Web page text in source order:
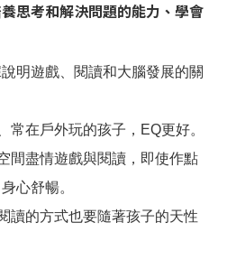
思考和解決問題的能力、學會
明遊戲、閱讀和大腦發展的關
常在戶外玩的孩子，EQ更好。
間盡情遊戲與閱讀，即使作點
心舒暢。
讀的方式也要隨著孩子的天性